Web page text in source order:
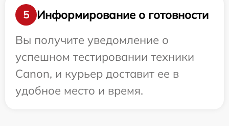
5
Информирование о готовности
Вы получите уведомление о
успешном тестировании техники
Canon, и курьер доставит ее в
удобное место и время.